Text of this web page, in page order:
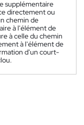
supplémentaire
directement ou
chemin de
à l'élément de
à celle du chemin
à l'élément de
d'un court-